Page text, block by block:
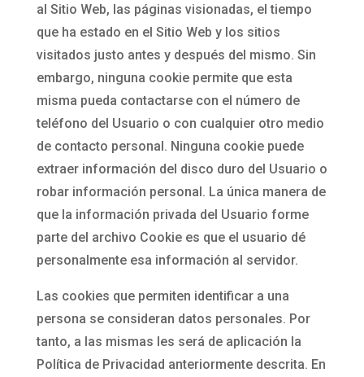
al Sitio Web, las páginas visionadas, el tiempo
que ha estado en el Sitio Web y los sitios
visitados justo antes y después del mismo. Sin
embargo, ninguna cookie permite que esta
misma pueda contactarse con el número de
teléfono del Usuario o con cualquier otro medio
de contacto personal. Ninguna cookie puede
extraer información del disco duro del Usuario o
robar información personal. La única manera de
que la información privada del Usuario forme
parte del archivo Cookie es que el usuario dé
personalmente esa información al servidor.
Las cookies que permiten identificar a una
persona se consideran datos personales. Por
tanto, a las mismas les será de aplicación la
Política de Privacidad anteriormente descrita. En